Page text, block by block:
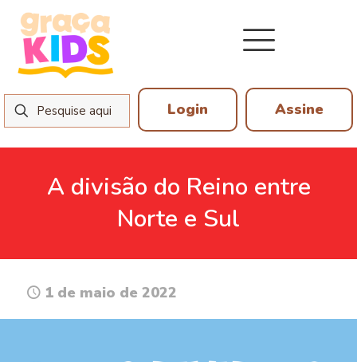
Login Assine
A divisão do Reino entre
Norte e Sul
1 de maio de 2022